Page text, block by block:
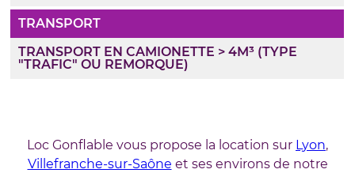
TRANSPORT
TRANSPORT EN CAMIONETTE > 4M³ (TYPE
"TRAFIC" OU REMORQUE)
Loc Gonflable vous propose la location sur Lyon,
Villefranche-sur-Saône et ses environs de notre